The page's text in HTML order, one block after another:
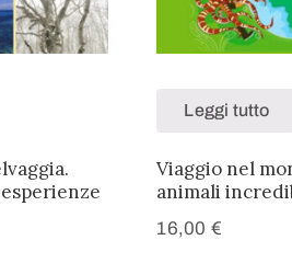
Leggi tutto
Viaggio nel
animali
16,00 €